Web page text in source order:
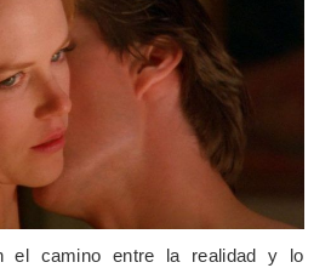
el camino entre la realidad y lo